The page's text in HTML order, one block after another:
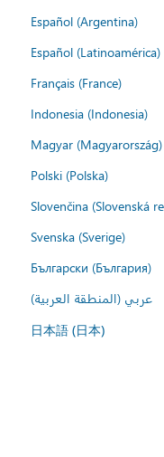
Español (Argentina)
Español (Latinoamérica)
Français (France)
Indonesia (Indonesia)
Magyar (Magyarország)
Polski (Polska)
Slovenčina (Slovenská
Svenska (Sverige)
Български (България)
عربي (المنطقة العربية)
日本語 (日本)